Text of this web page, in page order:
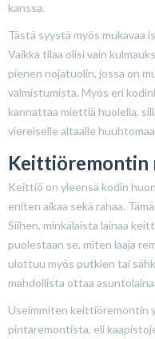
kanssa.
Tästä syystä myös mukavaa
Vaikka tilaa olisi vain
pienen nojatuolin, jossa on
valmistumista. Myös eri
kannattaa miettiä huolella,
viereiselle altaalle
Keittiöremontin
Keittiö on yleensä kodin
eniten aikaa sekä rahaa.
Siihen, minkälaista lainaa
puolestaan se, miten laaja
ulottuu myös putkien tai
mahdollista ottaa
Useimmiten keittiöremontin
pintaremontista, eli